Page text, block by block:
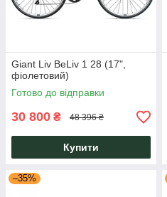
Giant Liv BeLiv 1 28 (17",
фіолетовий)
Готово до відправки
30 800 ₴ 48 396 ₴
Купити
–35%